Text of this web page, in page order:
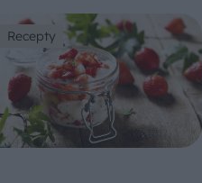
Recepty